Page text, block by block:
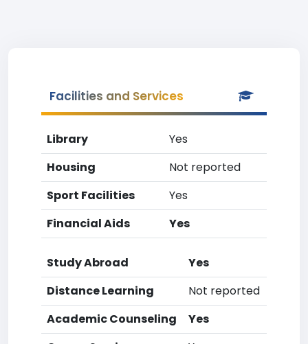
Facilities and Services
Library
Yes
Housing
Not reported
Sport Facilities
Yes
Financial Aids
Yes
Study Abroad
Yes
Distance Learning
Not reported
Academic Counseling
Yes